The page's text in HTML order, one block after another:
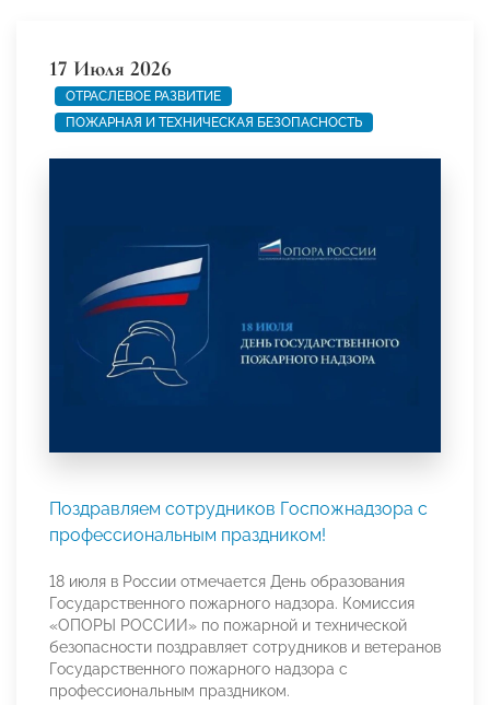
17 Июля 2026
ОТРАСЛЕВОЕ РАЗВИТИЕ
ПОЖАРНАЯ И ТЕХНИЧЕСКАЯ БЕЗОПАСНОСТЬ
Поздравляем сотрудников Госпожнадзора с
профессиональным праздником!
18 июля в России отмечается День образования
Государственного пожарного надзора. Комиссия
«ОПОРЫ РОССИИ» по пожарной и технической
безопасности поздравляет сотрудников и ветеранов
Государственного пожарного надзора с
профессиональным праздником.